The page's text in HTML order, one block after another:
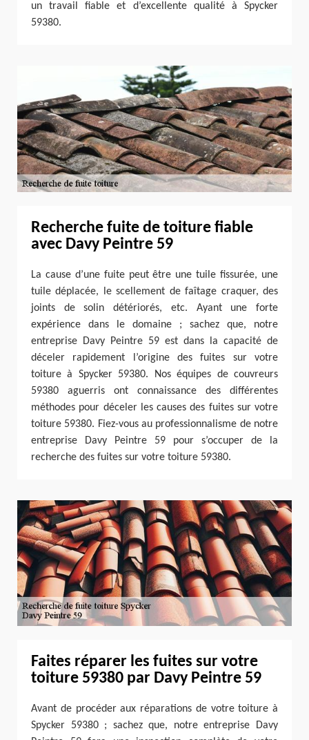
un travail fiable et d’excellente qualité à Spycker
59380.
Recherche fuite de toiture fiable
avec Davy Peintre 59
La cause d’une fuite peut être une tuile fissurée, une
tuile déplacée, le scellement de faîtage craquer, des
joints de solin détériorés, etc. Ayant une forte
expérience dans le domaine ; sachez que, notre
entreprise Davy Peintre 59 est dans la capacité de
déceler rapidement l’origine des fuites sur votre
toiture à Spycker 59380. Nos équipes de couvreurs
59380 aguerris ont connaissance des différentes
méthodes pour déceler les causes des fuites sur votre
toiture 59380. Fiez-vous au professionnalisme de notre
entreprise Davy Peintre 59 pour s’occuper de la
recherche des fuites sur votre toiture 59380.
Faites réparer les fuites sur votre
toiture 59380 par Davy Peintre 59
Avant de procéder aux réparations de votre toiture à
Spycker 59380 ; sachez que, notre entreprise Davy